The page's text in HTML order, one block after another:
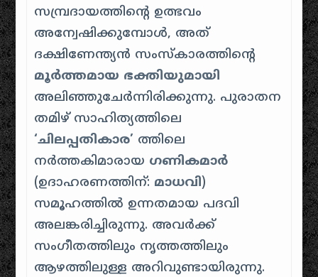
സമ്പ്രദായത്തിൻ്റെ ഉത്ഭവം
അന്വേഷിക്കുമ്പോൾ, അത്
ദക്ഷിണേന്ത്യൻ സംസ്കാരത്തിൻ്റെ
മൂർത്തമായ ഭക്തിയുമായി
അലിഞ്ഞുചേർന്നിരിക്കുന്നു. പുരാതന
തമിഴ് സാഹിത്യത്തിലെ
‘ചിലപ്പതികാര’ ത്തിലെ
നർത്തകിമാരായ ഗണികമാർ
(ഉദാഹരണത്തിന്: മാധവി)
സമൂഹത്തിൽ ഉന്നതമായ പദവി
അലങ്കരിച്ചിരുന്നു. അവർക്ക്
സംഗീതത്തിലും നൃത്തത്തിലും
ആഴത്തിലുള്ള അറിവുണ്ടായിരുന്നു.